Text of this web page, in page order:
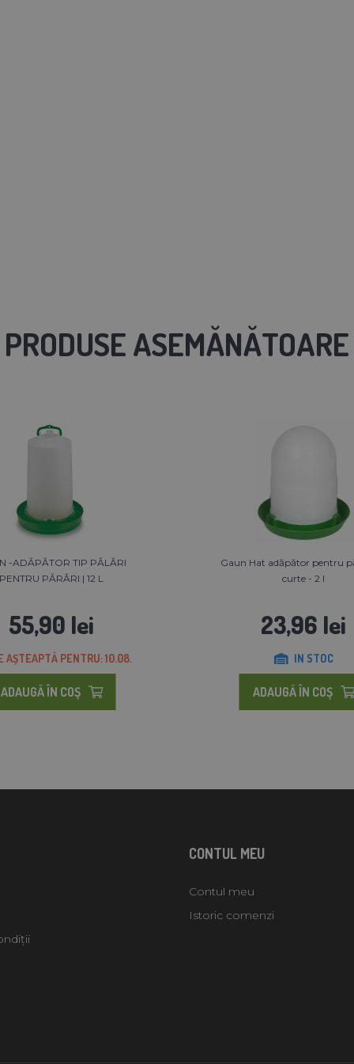
PRODUSE ASEMĂNĂTOARE
-ADĂPĂTOR TIP PĂLĂRI
PENTRU PĂRĂRI | 12 L
55,90 lei
AȘTEAPTĂ PENTRU: 10.08.
ADAUGĂ ÎN COŞ
Gaun Hat adăpător pentru
curte - 2 l
23,96 lei
IN STOC
ADAUGĂ ÎN COŞ
CONTUL MEU
Contul meu
Istoric comenzi